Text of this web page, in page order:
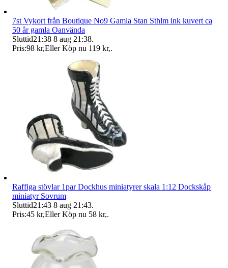
7st Vykort från Boutique No9 Gamla Stan Sthlm ink kuvert ca
50 år gamla Oanvända
Sluttid21:38 8 aug 21:38.
Pris:98 kr,Eller Köp nu 119 kr,.
Raffiga stövlar 1par Dockhus miniatyrer skala 1:12 Dockskåp
miniatyr Sovrum
Sluttid21:43 8 aug 21:43.
Pris:45 kr,Eller Köp nu 58 kr,.